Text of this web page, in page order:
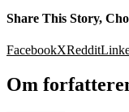
Share This Story,
FacebookXReddit
Om